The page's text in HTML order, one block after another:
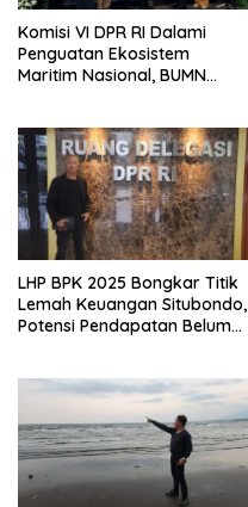
Komisi VI DPR RI Dalami
Penguatan Ekosistem
Maritim Nasional, BUMN
LHP BPK 2025 Bongkar Titik
Lemah Keuangan Situbondo,
Potensi Pendapatan Belum